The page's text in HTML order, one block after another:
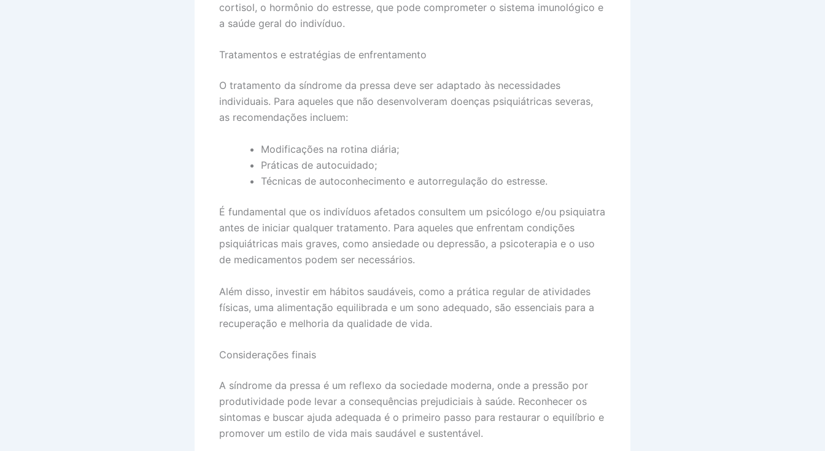
cortisol, o hormônio do estresse, que pode comprometer o sistema imunológico e
a saúde geral do indivíduo.
Tratamentos e estratégias de enfrentamento
O tratamento da síndrome da pressa deve ser adaptado às necessidades
individuais. Para aqueles que não desenvolveram doenças psiquiátricas severas,
as recomendações incluem:
Modificações na rotina diária;
Práticas de autocuidado;
Técnicas de autoconhecimento e autorregulação do estresse.
É fundamental que os indivíduos afetados consultem um psicólogo e/ou psiquiatra
antes de iniciar qualquer tratamento. Para aqueles que enfrentam condições
psiquiátricas mais graves, como ansiedade ou depressão, a psicoterapia e o uso
de medicamentos podem ser necessários.
Além disso, investir em hábitos saudáveis, como a prática regular de atividades
físicas, uma alimentação equilibrada e um sono adequado, são essenciais para a
recuperação e melhoria da qualidade de vida.
Considerações finais
A síndrome da pressa é um reflexo da sociedade moderna, onde a pressão por
produtividade pode levar a consequências prejudiciais à saúde. Reconhecer os
sintomas e buscar ajuda adequada é o primeiro passo para restaurar o equilíbrio e
promover um estilo de vida mais saudável e sustentável.